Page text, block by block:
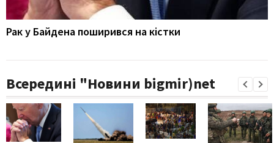
Рак у Байдена поширився на кістки
Всередині "Новини bigmir)net